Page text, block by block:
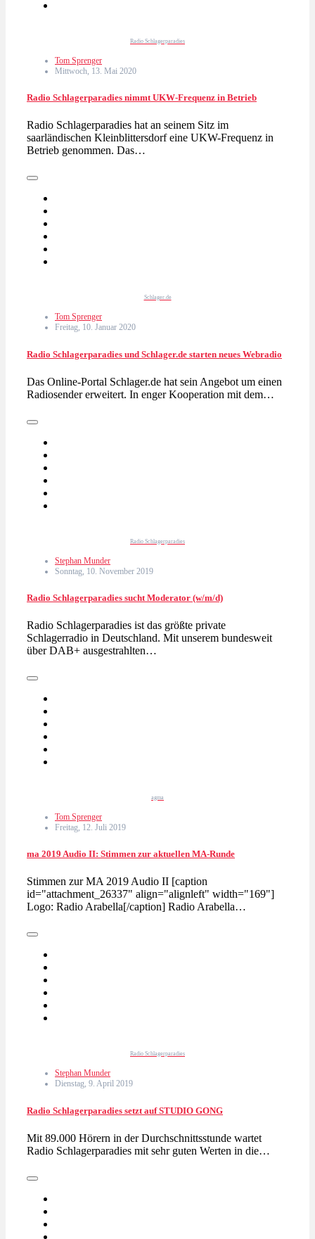
Radio Schlagerparadies
Tom Sprenger
Mittwoch, 13. Mai 2020
Radio Schlagerparadies nimmt UKW-Frequenz in Betrieb
Radio Schlagerparadies hat an seinem Sitz im
saarländischen Kleinblittersdorf eine UKW-Frequenz in
Betrieb genommen. Das…
Schlager.de
Tom Sprenger
Freitag, 10. Januar 2020
Radio Schlagerparadies und Schlager.de starten neues Webradio
Das Online-Portal Schlager.de hat sein Angebot um einen
Radiosender erweitert. In enger Kooperation mit dem…
Radio Schlagerparadies
Stephan Munder
Sonntag, 10. November 2019
Radio Schlagerparadies sucht Moderator (w/m/d)
Radio Schlagerparadies ist das größte private
Schlagerradio in Deutschland. Mit unserem bundesweit
über DAB+ ausgestrahlten…
agma
Tom Sprenger
Freitag, 12. Juli 2019
ma 2019 Audio II: Stimmen zur aktuellen MA-Runde
Stimmen zur MA 2019 Audio II [caption
id="attachment_26337" align="alignleft" width="169"]
Logo: Radio Arabella[/caption] Radio Arabella…
Radio Schlagerparadies
Stephan Munder
Dienstag, 9. April 2019
Radio Schlagerparadies setzt auf STUDIO GONG
Mit 89.000 Hörern in der Durchschnittsstunde wartet
Radio Schlagerparadies mit sehr guten Werten in die…